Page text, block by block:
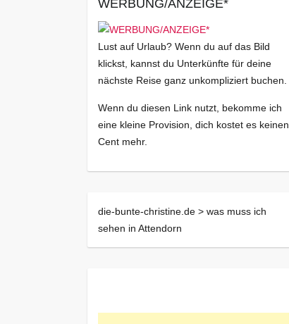
WERBUNG/ANZEIGE*
Lust auf Urlaub? Wenn du auf das Bild
klickst, kannst du Unterkünfte für deine
nächste Reise ganz unkompliziert buchen.
Wenn du diesen Link nutzt, bekomme ich
eine kleine Provision, dich kostet es keinen
Cent mehr.
die-bunte-christine.de > was muss ich
sehen in Attendorn